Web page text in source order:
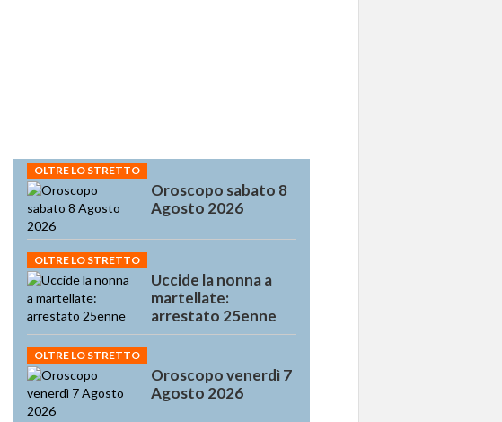
OLTRE LO STRETTO
Oroscopo sabato 8
Agosto 2026
OLTRE LO STRETTO
Uccide la nonna a
martellate:
arrestato 25enne
OLTRE LO STRETTO
Oroscopo venerdì 7
Agosto 2026